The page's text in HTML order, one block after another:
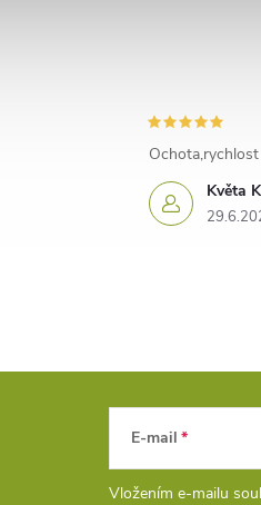
Květa
Ochota,rychlost
E-mail
Vložením e-mailu